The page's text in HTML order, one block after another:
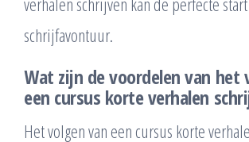
schrijfavontuur.
Wat zijn de voordelen van het
een cursus korte verhalen
Het volgen van een cursus korte